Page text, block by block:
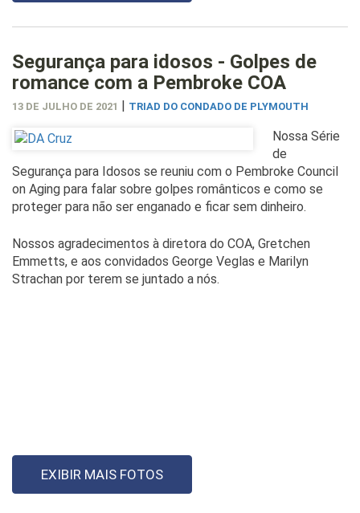
Segurança para idosos - Golpes de
romance com a Pembroke COA
13 DE JULHO DE 2021 TRIAD DO CONDADO DE PLYMOUTH
Nossa Série
de
Segurança para Idosos se reuniu com o Pembroke Council
on Aging para falar sobre golpes românticos e como se
proteger para não ser enganado e ficar sem dinheiro.
Nossos agradecimentos à diretora do COA, Gretchen
Emmetts, e aos convidados George Veglas e Marilyn
Strachan por terem se juntado a nós.
EXIBIR MAIS FOTOS